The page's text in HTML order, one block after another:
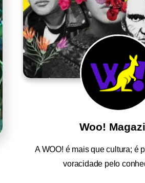
Woo!
AWOO! é mais que cultura; é
voracidade pelo